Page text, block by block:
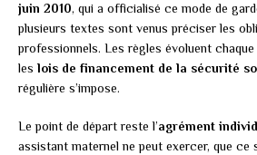
juin 2010, qui a officialisé ce mode de
plusieurs textes sont venus préciser les
professionnels. Les règles évoluent
les lois de financement de la sécurité
régulière s’impose.
Le point de départ reste l’agrément
assistant maternel ne peut exercer, que ce